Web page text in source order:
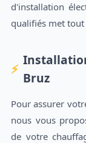
d'installation
qualifiés met
Bruz
Pour assurer
nous vous
de votre